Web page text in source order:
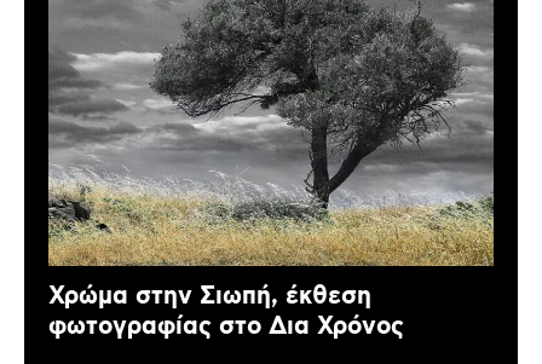
Χρώμα στην Σιωπή, έκθεση
φωτογραφίας στο Δια Χρόνος